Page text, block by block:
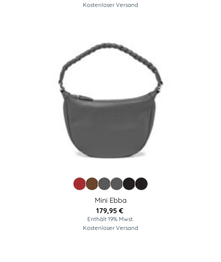
Kostenloser Versand
Mini Ebba
179,95 €
Enthält 19% Mwst.
Kostenloser Versand